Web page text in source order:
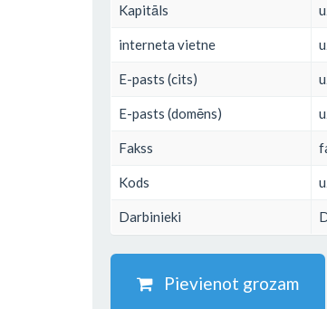
Kapitāls
interneta vietne
E-pasts (cits)
E-pasts (domēns)
Fakss
Kods
Darbinieki
Pievienot grozam